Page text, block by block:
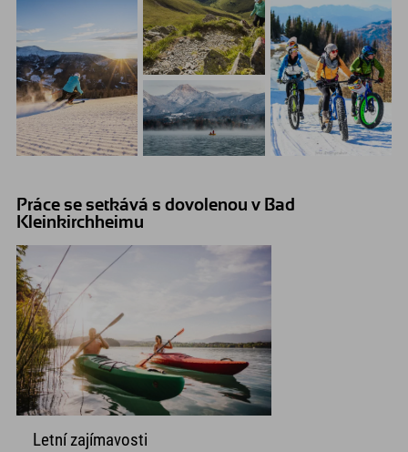
Práce se setkává s dovolenou v Bad
Kleinkirchheimu
Letní zajímavosti